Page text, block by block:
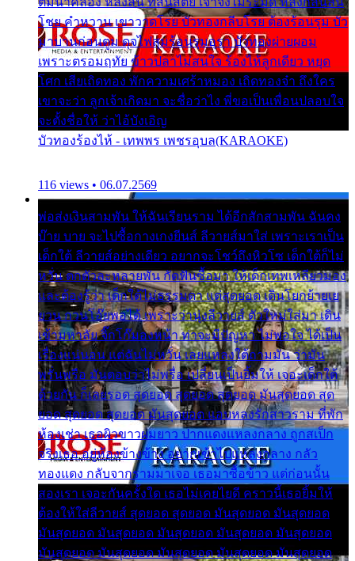
โชย คำหวาน เขาวาดโรย บัวทองกลีบโรย ต้องร้อนรุม บัว
มาบานก่อนตูม ดุจไฟสุมร้อนรุมอุรา บัวทองผ่ายผอม
เพราะตรอมฤทัย ข้าวปลาไม่สนใจ ร้องไห้ลูกเดียว หยุด
โศก เสียเถิดทอง พักความเศร้าหมอง เถิดทองจ๋า ถึงใคร
เขาจะว่า ลูกเจ้าเกิดมา จะชื่อว่าไง พี่ขอเป็นเพื่อนปลอบใจ
จะตั้งชื่อให้ ว่าไอ้บังเอิญ
บัวทองร้องไห้ - เทพพร เพชรอุบล(KARAOKE)
116 views • 06.07.2569
พ่อส่งเงินสามพัน ให้ฉันเรียนราม ได้อีกสักสามพัน ฉันคง
บ๊าย บาย จะไปซื้อกางเกงยีนส์ ลีวายส์มาใส่ เพราะเราเป็น
เด็กใต้ ลีวายส์อย่างเดียว อยากจะโชว์ถึงหิวโซ เด็กใต้ก็ไม่
หวั่น ตกตัวละหลายพัน กัดฟันซื้อมา ให้เด็กเทพเหลียวมอง
และต้องรู้ว่า เด็กใต้ไม่ธรรมดา แต่สุดยอด เดินโยกย้ายเย
ยวน กวนโอ๊ยพอได้ เพราะว่านุ่งลีวายส์ ตัวใหม่ใส่มา เดิน
เข้ามหาลัย จิ๊กโก๊มองหน้า ท่าจะมีปัญหา ไม่พอใจ ได้เป็น
เรื่องแน่นอน แต่ฉันไม่หวั่น เลยแหลงใต้ถามมัน ว่ามัน
พรั่นพรือ มันตอบว่าไม่พรื่อ เปลี่ยนเป็นยิ้มให้ เจอะเด็กใต้
ด้วยกัน ก็เลยรอด สุดยอด สุดยอด สุดยอด มันสุดยอด สุด
ยอด สุดยอด สุดยอด มันสุดยอด แอบหลงรักสาวราม ที่พัก
ห้องเช่า เธอผิวขาวผมยาว ปากแดงแหลงกลาง ถูกสเป็ก
จริงเธอ อยู่ห้องข้างข้าง อยากเข้าไปแหลงกลาง กลัว
ทองแดง กลับจากรามมาเจอ เธอมาซื้อข้าว แต่ก่อนนั้น
สองเรา เจอะกันครั้งใด เธอไม่เคยไยดี คราวนี้เธอยิ้มให้
ต้องให้ใส่ลีวายส์ สุดยอด สุดยอด มันสุดยอด มันสุดยอด
มันสุดยอด มันสุดยอด มันสุดยอด มันสุดยอด มันสุดยอด
มันสุดยอด มันสุดยอด มันสุดยอด มันสุดยอด มันสุดยอด